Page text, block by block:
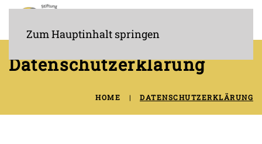
Zum Hauptinhalt springen
Stiftung GLEICH UND ANDERS
Datenschutzerklärung
HOME DATENSCHUTZERKLÄRUNG